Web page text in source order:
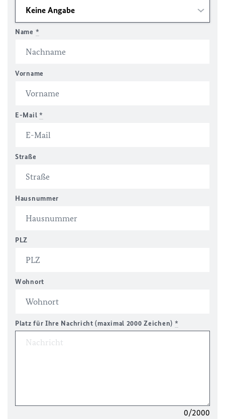
Name *
Vorname
E-Mail *
Straße
Hausnummer
PLZ
Wohnort
Platz für Ihre Nachricht (maximal 2000 Zeichen) *
0/2000